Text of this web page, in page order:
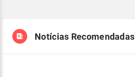
Notícias Recomendadas